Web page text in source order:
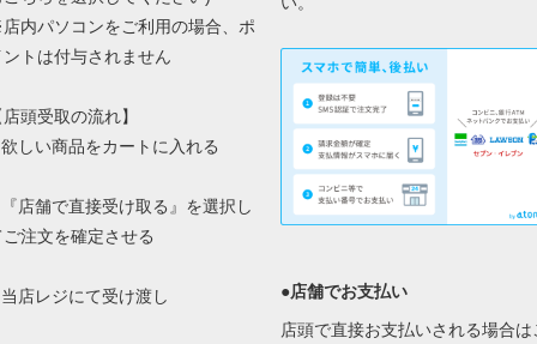
内パソコンをご利用の場合、ポ
ントは付与されません
頭受取の流れ】
しい商品をカートに入れる
店舗で直接受け取る』を選択し
ご注文を確定させる
店レジにて受け渡し
●店舗でお支払い
店頭で直接お支払いされる場合は